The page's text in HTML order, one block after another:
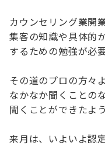
カウンセリング業開
集客の知識や具体的
するための勉強が必要
その道のプロの方々
なかなか聞くことの
聞くことができたよう
来月は、いよいよ認